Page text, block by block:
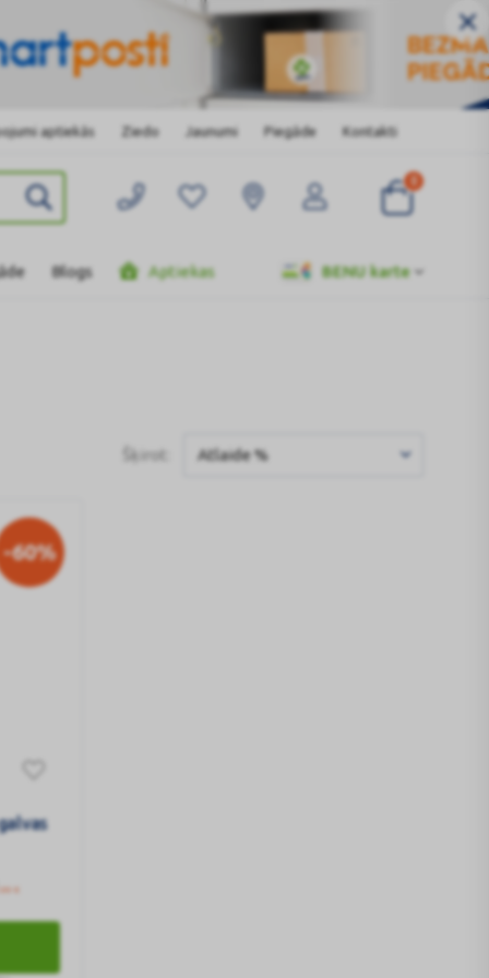
aptiekās Ziedo Jaunumi Piegāde Kontakti
Blogs Aptiekas BENU karte
Šķirot: Atlaide %
-60%
€